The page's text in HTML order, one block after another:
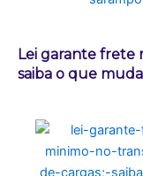
Lei garante frete
saiba o que muda